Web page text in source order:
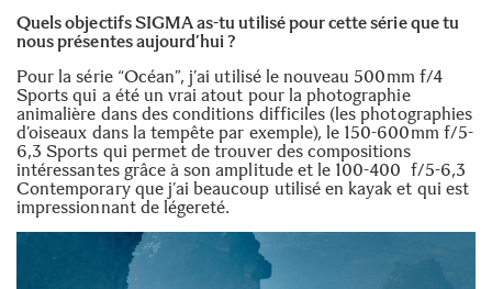
Quels objectifs SIGMA as-tu utilisé pour cette série que tu
nous présentes aujourd’hui ?
Pour la série “Océan”, j’ai utilisé le nouveau 500mm f/4
Sports qui a été un vrai atout pour la photographie
animalière dans des conditions difficiles (les photographies
d’oiseaux dans la tempête par exemple), le 150-600mm f/5-
6,3 Sports qui permet de trouver des compositions
intéressantes grâce à son amplitude et le 100-400 f/5-6,3
Contemporaryque j’ai beaucoup utilisé en kayak et qui est
impressionnant de légereté.